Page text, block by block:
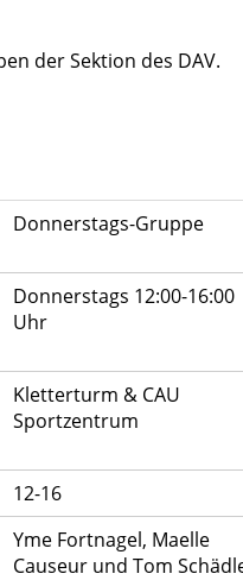
der Sektion des DAV.
Donnerstags-Gruppe
Donnerstags 12:00-16:00
Uhr
Kletterturm & CAU
Sportzentrum
12-16
Yme Fortnagel, Maelle
Causeur und Tom